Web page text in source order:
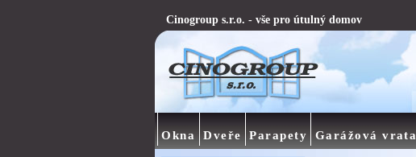
Cinogroup s.r.o. - vše pro útulný domov
Okna Dveře Parapety Garážová vrata